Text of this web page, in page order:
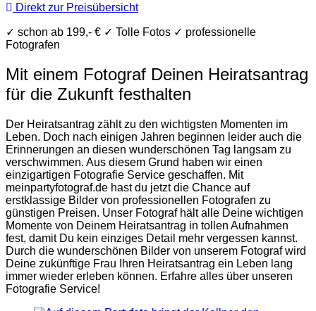
Direkt zur Preisübersicht
✓ schon ab 199,- € ✓ Tolle Fotos ✓ professionelle
Fotografen
Mit einem Fotograf Deinen Heiratsantrag
für die Zukunft festhalten
Der Heiratsantrag zählt zu den wichtigsten Momenten im
Leben. Doch nach einigen Jahren beginnen leider auch die
Erinnerungen an diesen wunderschönen Tag langsam zu
verschwimmen. Aus diesem Grund haben wir einen
einzigartigen Fotografie Service geschaffen. Mit
meinpartyfotograf.de hast du jetzt die Chance auf
erstklassige Bilder von professionellen Fotografen zu
günstigen Preisen. Unser Fotograf hält alle Deine wichtigen
Momente von Deinem Heiratsantrag in tollen Aufnahmen
fest, damit Du kein einziges Detail mehr vergessen kannst.
Durch die wunderschönen Bilder von unserem Fotograf wird
Deine zukünftige Frau Ihren Heiratsantrag ein Leben lang
immer wieder erleben können. Erfahre alles über unseren
Fotografie Service!